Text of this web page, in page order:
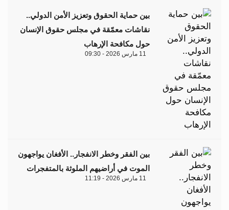
بين حماية الحقوق وتعزيز الأمن الدولي..
نقاشات معمّقة في مجلس حقوق الإنسان
حول مكافحة الإرهاب
11 مارس 2026 - 09:30
بين الفقر وخطر الانفجار.. الأفغان يواجهون
الموت في أراضيهم الملوثة بالمتفجرات
11 مارس 2026 - 11:19